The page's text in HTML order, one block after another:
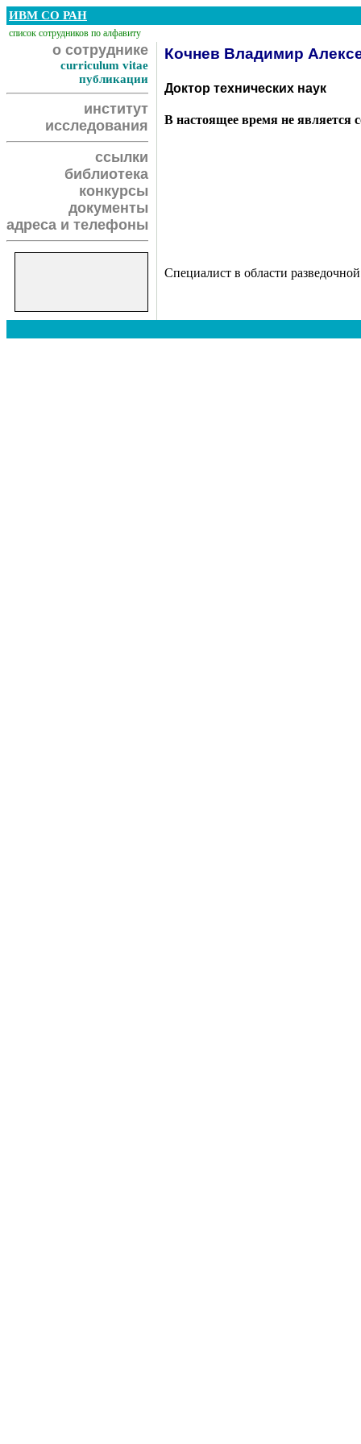
ИВМ СО РАН
список сотрудников по алфавиту
о сотруднике
curriculum vitae
публикации
институт
исследования
ссылки
библиотека
конкурсы
документы
адреса и телефоны
Кочнев Владимир
Доктор технических наук
В настоящее время не является
Специалист в области